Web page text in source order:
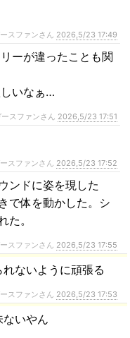
スファンさん 2026,5/23 17:49
ーが違ったことも関
いなぁ…
スファンさん 2026,5/23 17:51
スファンさん 2026,5/23 17:52
ンドに姿を現した
で体を動かした。シ
た。
スファンさん 2026,5/23 17:55
ないように頑張る
スファンさん 2026,5/23 17:53
いやん